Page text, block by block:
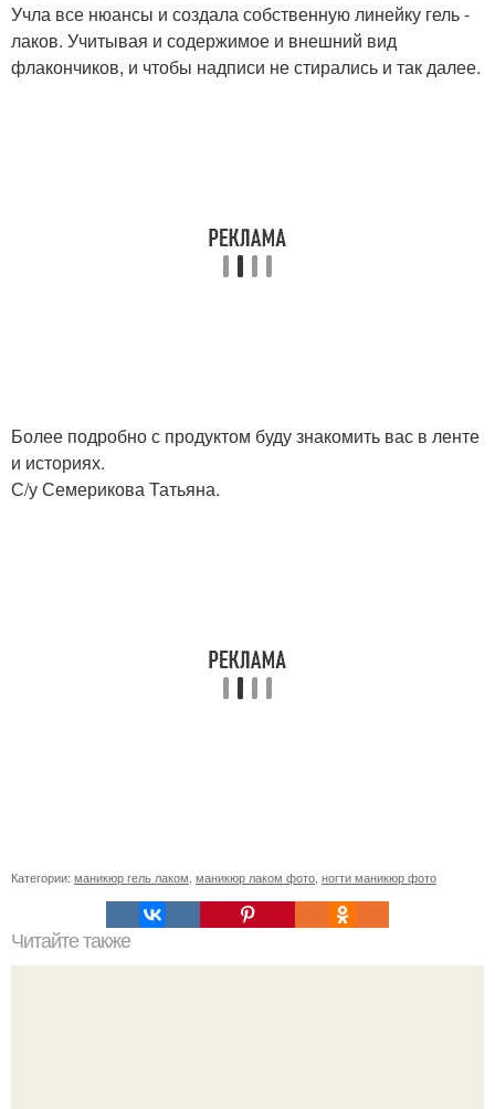
Учла все нюансы и создала собственную линейку гель -
лаков. Учитывая и содержимое и внешний вид
флакончиков, и чтобы надписи не стирались и так далее.
Более подробно с продуктом буду знакомить вас в ленте
и историях.
С/у Семерикова Татьяна.
Категории: маникюр гель лаком, маникюр лаком фото, ногти маникюр фото
Читайте также